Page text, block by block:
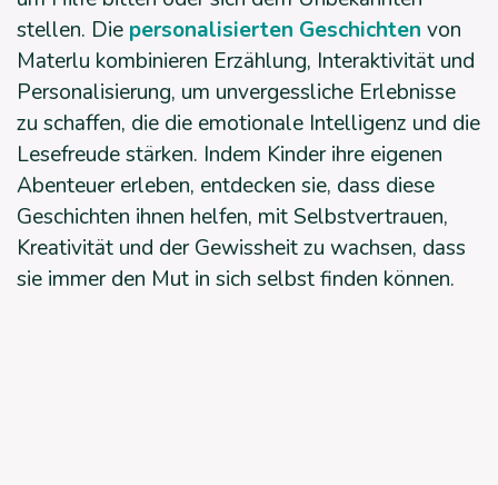
stellen. Die personalisierten Geschichten von
Materlu kombinieren Erzählung, Interaktivität und
Personalisierung, um unvergessliche Erlebnisse
zu schaffen, die die emotionale Intelligenz und die
Lesefreude stärken. Indem Kinder ihre eigenen
Abenteuer erleben, entdecken sie, dass diese
Geschichten ihnen helfen, mit Selbstvertrauen,
Kreativität und der Gewissheit zu wachsen, dass
sie immer den Mut in sich selbst finden können.